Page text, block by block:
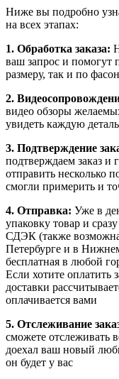
Ниже вы подробно
на всех этапах:
1. Обработка заказа:
ваш запрос и помогут
размеру, так и по
2.
видео обзоры
увидеть каждую
3. Подтверждение
подтверждаем заказ
отправить несколько
смогли примерить и
4. Отправка: Уже в
упаковку товар и
СДЭК (также
Петербурге и в
бесплатная в любой
Если хотите оплатить
доставки
оплачивается вами
5. Отслеживание
сможете отслеживать
доехал ваш новый
он будет у вас